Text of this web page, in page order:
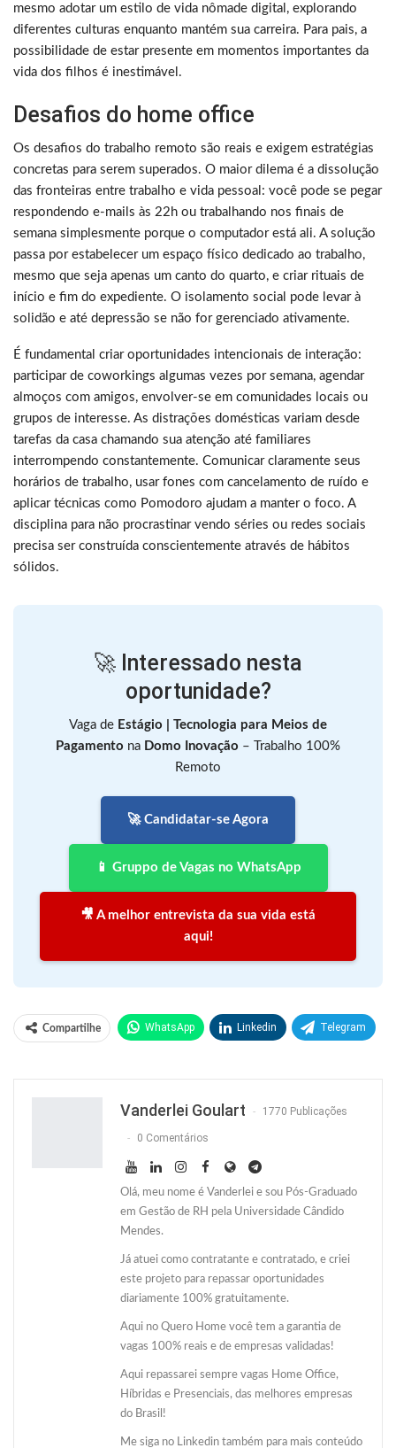
mesmo adotar um estilo de vida nômade digital, explorando
diferentes culturas enquanto mantém sua carreira. Para pais, a
possibilidade de estar presente em momentos importantes da
vida dos filhos é inestimável.
Desafios do home office
Os desafios do trabalho remoto são reais e exigem estratégias
concretas para serem superados. O maior dilema é a dissolução
das fronteiras entre trabalho e vida pessoal: você pode se pegar
respondendo e-mails às 22h ou trabalhando nos finais de
semana simplesmente porque o computador está ali. A solução
passa por estabelecer um espaço físico dedicado ao trabalho,
mesmo que seja apenas um canto do quarto, e criar rituais de
início e fim do expediente. O isolamento social pode levar à
solidão e até depressão se não for gerenciado ativamente.
É fundamental criar oportunidades intencionais de interação:
participar de coworkings algumas vezes por semana, agendar
almoços com amigos, envolver-se em comunidades locais ou
grupos de interesse. As distrações domésticas variam desde
tarefas da casa chamando sua atenção até familiares
interrompendo constantemente. Comunicar claramente seus
horários de trabalho, usar fones com cancelamento de ruído e
aplicar técnicas como Pomodoro ajudam a manter o foco. A
disciplina para não procrastinar vendo séries ou redes sociais
precisa ser construída conscientemente através de hábitos
sólidos.
🚀 Interessado nesta
oportunidade?
Vaga de Estágio | Tecnologia para Meios de
Pagamento na Domo Inovação – Trabalho 100%
Remoto
🚀 Candidatar-se Agora
📱 Gruppo de Vagas no WhatsApp
🎥 A melhor entrevista da sua vida está
aqui!
Compartilhe WhatsApp Linkedin Telegram
Vanderlei Goulart 1770 Publicações
0 Comentários
Olá, meu nome é Vanderlei e sou Pós-Graduado
em Gestão de RH pela Universidade Cândido
Mendes.
Já atuei como contratante e contratado, e criei
este projeto para repassar oportunidades
diariamente 100% gratuitamente.
Aqui no Quero Home você tem a garantia de
vagas 100% reais e de empresas validadas!
Aqui repassarei sempre vagas Home Office,
Híbridas e Presenciais, das melhores empresas
do Brasil!
Me siga no Linkedin também para mais conteúdo